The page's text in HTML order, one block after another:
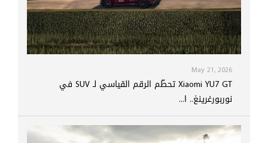
May 21, 2026
Xiaomi YU7 GT تحطّم الرقم القياسي لـ SUV في
نوربورغرينغ.. ا...